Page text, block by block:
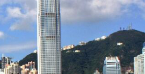
山豈能妄想輕判
首暫停3項公職委任
邁向現代